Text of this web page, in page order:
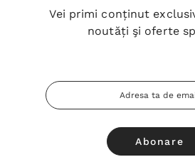
Vei primi conținut
noutăți şi oferte
Adresa
Email